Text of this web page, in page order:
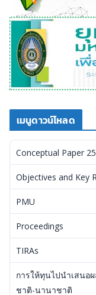
เมนูดาวน์โหลด
Conceptual Paper
Objectives and Key
PMU
Proceedings
TIRAs
การให้ทุนไปนำเสนอ
ชาติ-นานาชาติ